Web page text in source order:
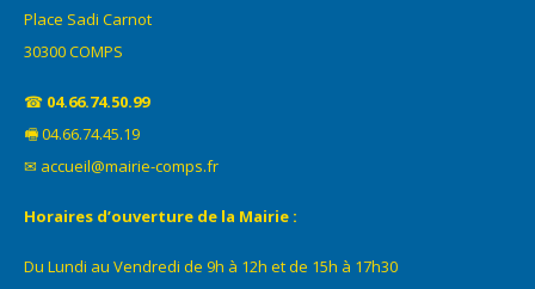
Place Sadi Carnot
30300 COMPS
☎ 04.66.74.50.99
🖷 04.66.74.45.19
✉ accueil@mairie-comps.fr
Horaires d’ouverture de la Mairie :
Du Lundi au Vendredi de 9h à 12h et de 15h à 17h30